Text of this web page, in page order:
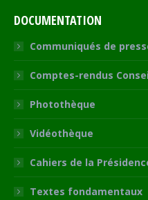
DOCUMENTATION
Communiqués de
Comptes-rendus
Photothèque
Vidéothèque
Cahiers de la
Textes fondamentaux